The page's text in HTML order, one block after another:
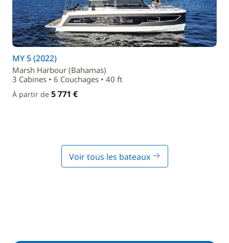
MY 5 (2022)
Marsh Harbour (Bahamas)
3 Cabines • 6 Couchages • 40 ft
À partir de 5 771 €
Voir tous les bateaux